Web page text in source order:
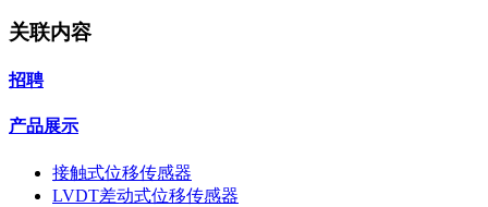
关联内容
招聘
产品展示
接触式位移传感器
LVDT差动式位移传感器